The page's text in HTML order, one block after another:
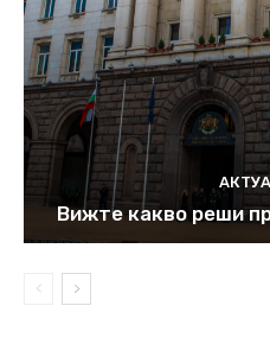
Вижте какво реши